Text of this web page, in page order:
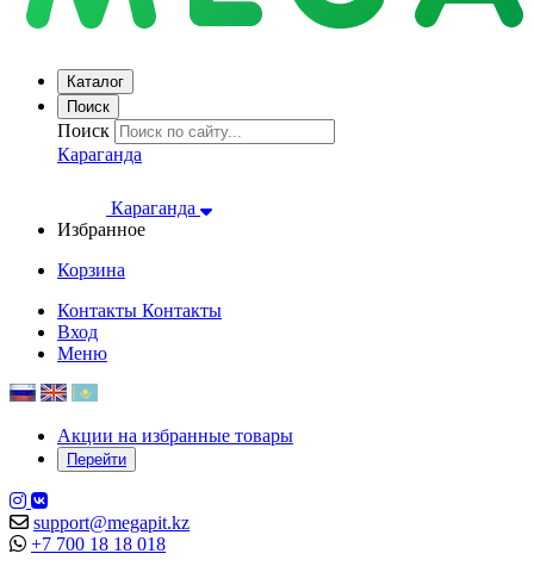
Каталог
Поиск
Поиск
Караганда
Караганда
Избранное
Корзина
Контакты Контакты
Вход
Меню
Акции на избранные товары
Перейти
support@megapit.kz
+7 700 18 18 018